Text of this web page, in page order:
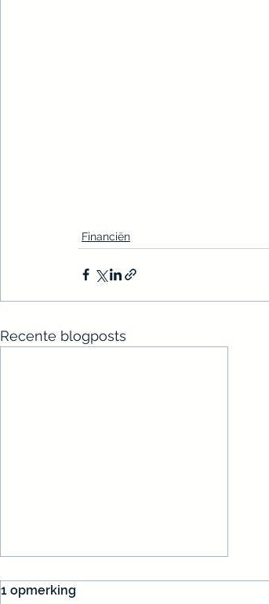
Financiën
Recente blogposts
1 opmerking